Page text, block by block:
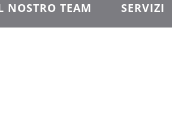
NOSTRO TEAM SERVIZI